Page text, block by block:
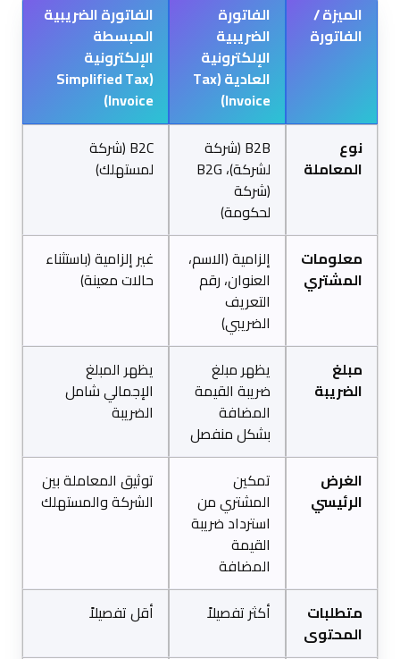
الميزة /
الفاتورة
الفاتورة
الضريبية
الإلكترونية
العادية (Tax
Invoice)
الفاتورة الضريبية
المبسطة
الإلكترونية
(Simplified Tax
Invoice)
نوع
المعاملة
B2B (شركة
لشركة)، B2G
(شركة
لحكومة)
B2C (شركة
لمستهلك)
معلومات
المشتري
إلزامية (الاسم،
العنوان، رقم
التعريف
الضريبي)
غير إلزامية (باستثناء
حالات معينة)
مبلغ
الضريبة
يظهر مبلغ
ضريبة القيمة
المضافة
بشكل منفصل
يظهر المبلغ
الإجمالي شامل
الضريبة
الغرض
الرئيسي
تمكين
المشتري من
استرداد ضريبة
القيمة
المضافة
توثيق المعاملة بين
الشركة والمستهلك
متطلبات
المحتوى
أكثر تفصيلاً أقل تفصيلاً